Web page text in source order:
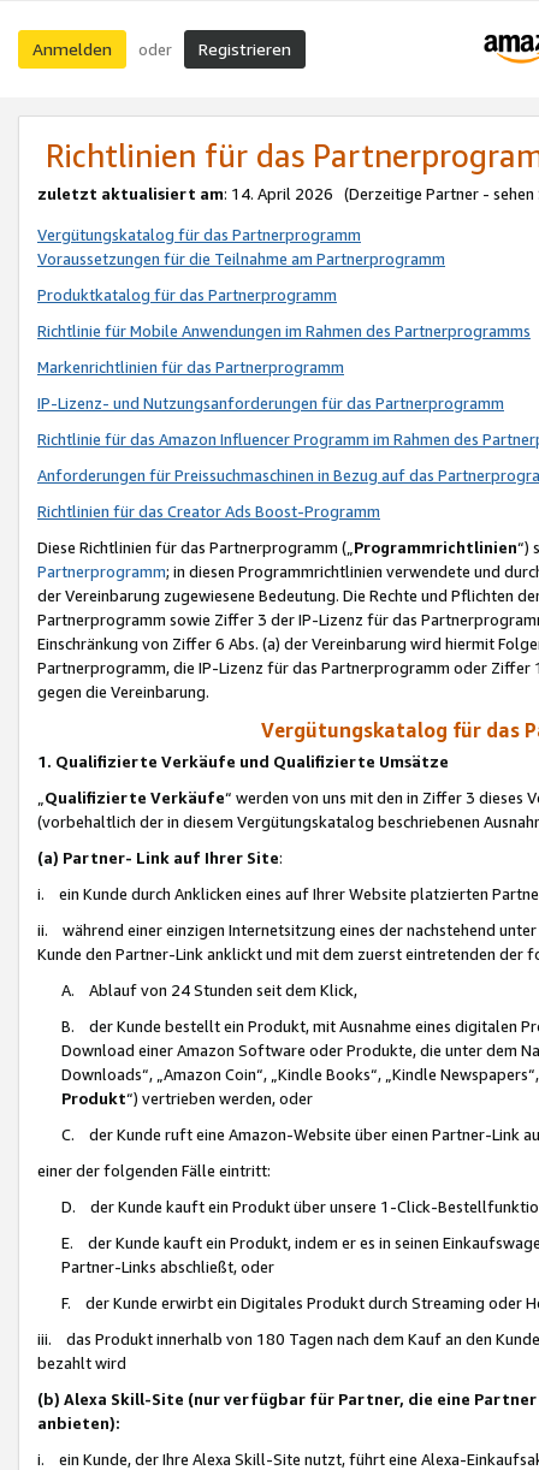
Anmelden oder Registrieren
Richtlinien für das
zuletzt aktualisiert am: 14. April 2026 (Derzeitige Partner - sehen
Vergütungskatalog für das Partnerprogramm
Voraussetzungen für die Teilnahme am Partnerprogramm
Produktkatalog für das Partnerprogramm
Richtlinie für Mobile Anwendungen im Rahmen des Partnerprogramms
Markenrichtlinien für das Partnerprogramm
IP-Lizenz- und Nutzungsanforderungen für das Partnerprogramm
Richtlinie für das Amazon Influencer Programm im Rahmen des
Anforderungen für Preissuchmaschinen in Bezug auf das
Richtlinien für das Creator Ads Boost-Programm
Diese Richtlinien für das Partnerprogramm („Programmrichtlinien“)
Partnerprogramm; in diesen Programmrichtlinien verwendete und
der Vereinbarung zugewiesene Bedeutung. Die Rechte und Pflichten
Partnerprogramm sowie Ziffer 3 der IP-Lizenz für das
Einschränkung von Ziffer 6 Abs. (a) der Vereinbarung wird hiermit
Partnerprogramm, die IP-Lizenz für das Partnerprogramm oder
gegen die Vereinbarung.
Vergütungskatalog für das
1. Qualifizierte Verkäufe und Qualifizierte Umsätze
Qualifizierte Verkäufe“ werden von uns mit den in Ziffer 3
(vorbehaltlich der in diesem Vergütungskatalog beschriebenen
(a) Partner- Link auf Ihrer Site:
i. ein Kunde durch Anklicken eines auf Ihrer Website platzierten
ii. während einer einzigen Internetsitzung eines der nachstehend
Kunde den Partner-Link anklickt und mit dem zuerst eintretenden der
A. Ablauf von 24 Stunden seit dem Klick,
B. der Kunde bestellt ein Produkt, mit Ausnahme eines digitalen
Download einer Amazon Software oder Produkte, die unter dem
Downloads“, „Amazon Coin“, „Kindle Books“, „Kindle
Produkt“) vertrieben werden, oder
C. der Kunde ruft eine Amazon-Website über einen Partner-Link
einer der folgenden Fälle eintritt:
D. der Kunde kauft ein Produkt über unsere 1-Click-
E. der Kunde kauft ein Produkt, indem er es in seinen
Partner-Links abschließt, oder
F. der Kunde erwirbt ein Digitales Produkt durch Streaming oder
iii. das Produkt innerhalb von 180 Tagen nach dem Kauf an den
bezahlt wird
(b) Alexa Skill-Site (nur verfügbar für Partner, die eine
anbieten):
i. ein Kunde, der Ihre Alexa Skill-Site nutzt, führt eine Alexa-